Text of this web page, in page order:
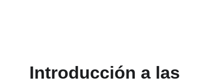
Introducción a las